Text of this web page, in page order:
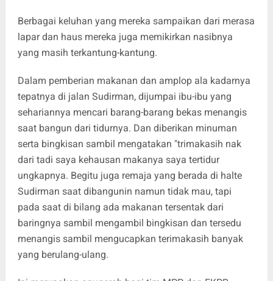
Berbagai keluhan yang mereka sampaikan dari merasa
lapar dan haus mereka juga memikirkan nasibnya
yang masih terkantung-kantung.
Dalam pemberian makanan dan amplop ala kadarnya
tepatnya di jalan Sudirman, dijumpai ibu-ibu yang
sehariannya mencari barang-barang bekas menangis
saat bangun dari tidurnya. Dan diberikan minuman
serta bingkisan sambil mengatakan "trimakasih nak
dari tadi saya kehausan makanya saya tertidur
ungkapnya. Begitu juga remaja yang berada di halte
Sudirman saat dibangunin namun tidak mau, tapi
pada saat di bilang ada makanan tersentak dari
baringnya sambil mengambil bingkisan dan tersedu
menangis sambil mengucapkan terimakasih banyak
yang berulang-ulang.